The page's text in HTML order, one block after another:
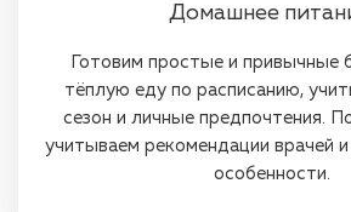
Домашнее
Готовим простые и привычные
тёплую еду по расписанию,
сезон и личные предпочтения.
учитываем рекомендации врачей
особенности.